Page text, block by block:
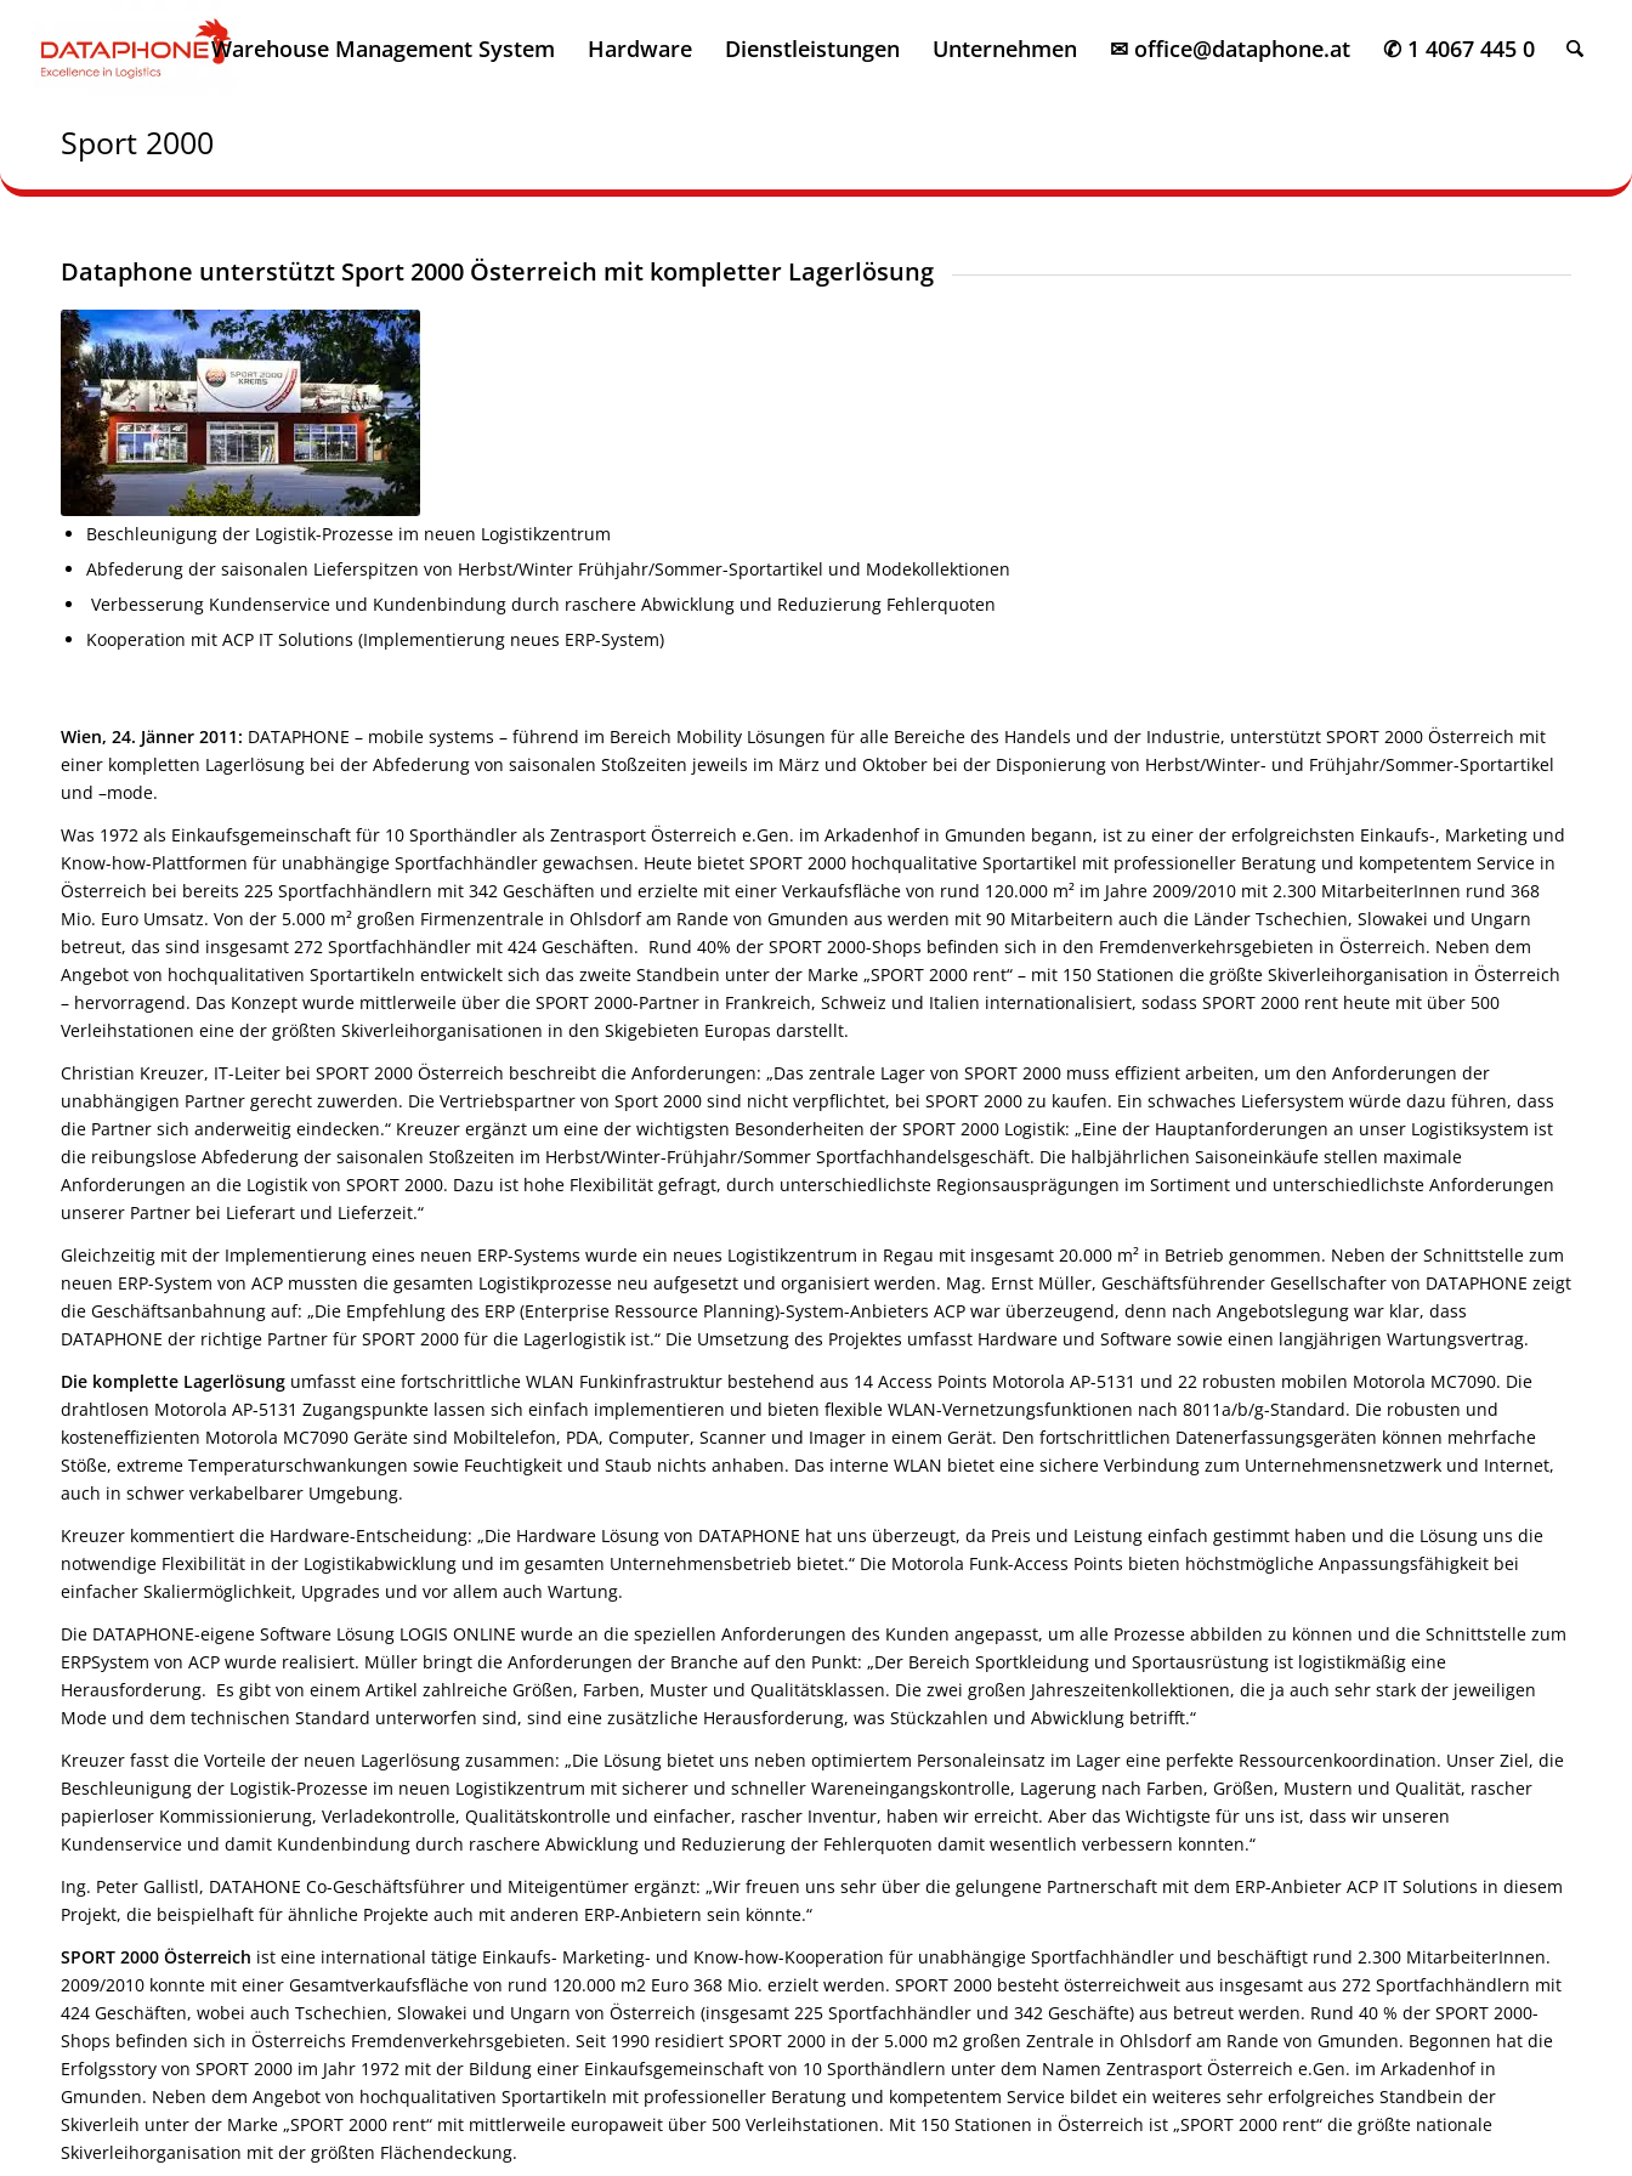
Warehouse Management System Hardware Dienstleistungen Unternehmen ✉ office@dataphone.at ✆ 1 4067 445 0
Sport 2000
Dataphone unterstützt Sport 2000 Österreich mit kompletter Lagerlösung
Beschleunigung der Logistik-Prozesse im neuen Logistikzentrum
Abfederung der saisonalen Lieferspitzen von Herbst/Winter Frühjahr/Sommer-Sportartikel und Modekollektionen
Verbesserung Kundenservice und Kundenbindung durch raschere Abwicklung und Reduzierung Fehlerquoten
Kooperation mit ACP IT Solutions (Implementierung neues ERP-System)
Wien, 24. Jänner 2011: DATAPHONE – mobile systems – führend im Bereich Mobility Lösungen für alle Bereiche des Handels und der Industrie, unterstützt SPORT 2000 Österreich mit
einer kompletten Lagerlösung bei der Abfederung von saisonalen Stoßzeiten jeweils im März und Oktober bei der Disponierung von Herbst/Winter- und Frühjahr/Sommer-Sportartikel
und –mode.
Was 1972 als Einkaufsgemeinschaft für 10 Sporthändler als Zentrasport Österreich e.Gen. im Arkadenhof in Gmunden begann, ist zu einer der erfolgreichsten Einkaufs-, Marketing und
Know-how-Plattformen für unabhängige Sportfachhändler gewachsen. Heute bietet SPORT 2000 hochqualitative Sportartikel mit professioneller Beratung und kompetentem Service in
Österreich bei bereits 225 Sportfachhändlern mit 342 Geschäften und erzielte mit einer Verkaufsfläche von rund 120.000 m² im Jahre 2009/2010 mit 2.300 MitarbeiterInnen rund 368
Mio. Euro Umsatz. Von der 5.000 m² großen Firmenzentrale in Ohlsdorf am Rande von Gmunden aus werden mit 90 Mitarbeitern auch die Länder Tschechien, Slowakei und Ungarn
betreut, das sind insgesamt 272 Sportfachhändler mit 424 Geschäften. Rund 40% der SPORT 2000-Shops befinden sich in den Fremdenverkehrsgebieten in Österreich. Neben dem
Angebot von hochqualitativen Sportartikeln entwickelt sich das zweite Standbein unter der Marke „SPORT 2000 rent“ – mit 150 Stationen die größte Skiverleihorganisation in Österreich
– hervorragend. Das Konzept wurde mittlerweile über die SPORT 2000-Partner in Frankreich, Schweiz und Italien internationalisiert, sodass SPORT 2000 rent heute mit über 500
Verleihstationen eine der größten Skiverleihorganisationen in den Skigebieten Europas darstellt.
Christian Kreuzer, IT-Leiter bei SPORT 2000 Österreich beschreibt die Anforderungen: „Das zentrale Lager von SPORT 2000 muss effizient arbeiten, um den Anforderungen der
unabhängigen Partner gerecht zuwerden. Die Vertriebspartner von Sport 2000 sind nicht verpflichtet, bei SPORT 2000 zu kaufen. Ein schwaches Liefersystem würde dazu führen, dass
die Partner sich anderweitig eindecken.“ Kreuzer ergänzt um eine der wichtigsten Besonderheiten der SPORT 2000 Logistik: „Eine der Hauptanforderungen an unser Logistiksystem ist
die reibungslose Abfederung der saisonalen Stoßzeiten im Herbst/Winter-Frühjahr/Sommer Sportfachhandelsgeschäft. Die halbjährlichen Saisoneinkäufe stellen maximale
Anforderungen an die Logistik von SPORT 2000. Dazu ist hohe Flexibilität gefragt, durch unterschiedlichste Regionsausprägungen im Sortiment und unterschiedlichste Anforderungen
unserer Partner bei Lieferart und Lieferzeit.“
Gleichzeitig mit der Implementierung eines neuen ERP-Systems wurde ein neues Logistikzentrum in Regau mit insgesamt 20.000 m² in Betrieb genommen. Neben der Schnittstelle zum
neuen ERP-System von ACP mussten die gesamten Logistikprozesse neu aufgesetzt und organisiert werden. Mag. Ernst Müller, Geschäftsführender Gesellschafter von DATAPHONE zeigt
die Geschäftsanbahnung auf: „Die Empfehlung des ERP (Enterprise Ressource Planning)-System-Anbieters ACP war überzeugend, denn nach Angebotslegung war klar, dass
DATAPHONE der richtige Partner für SPORT 2000 für die Lagerlogistik ist.“ Die Umsetzung des Projektes umfasst Hardware und Software sowie einen langjährigen Wartungsvertrag.
Die komplette Lagerlösung umfasst eine fortschrittliche WLAN Funkinfrastruktur bestehend aus 14 Access Points Motorola AP-5131 und 22 robusten mobilen Motorola MC7090. Die
drahtlosen Motorola AP-5131 Zugangspunkte lassen sich einfach implementieren und bieten flexible WLAN-Vernetzungsfunktionen nach 8011a/b/g-Standard. Die robusten und
kosteneffizienten Motorola MC7090 Geräte sind Mobiltelefon, PDA, Computer, Scanner und Imager in einem Gerät. Den fortschrittlichen Datenerfassungsgeräten können mehrfache
Stöße, extreme Temperaturschwankungen sowie Feuchtigkeit und Staub nichts anhaben. Das interne WLAN bietet eine sichere Verbindung zum Unternehmensnetzwerk und Internet,
auch in schwer verkabelbarer Umgebung.
Kreuzer kommentiert die Hardware-Entscheidung: „Die Hardware Lösung von DATAPHONE hat uns überzeugt, da Preis und Leistung einfach gestimmt haben und die Lösung uns die
notwendige Flexibilität in der Logistikabwicklung und im gesamten Unternehmensbetrieb bietet.“ Die Motorola Funk-Access Points bieten höchstmögliche Anpassungsfähigkeit bei
einfacher Skaliermöglichkeit, Upgrades und vor allem auch Wartung.
Die DATAPHONE-eigene Software Lösung LOGIS ONLINE wurde an die speziellen Anforderungen des Kunden angepasst, um alle Prozesse abbilden zu können und die Schnittstelle zum
ERPSystem von ACP wurde realisiert. Müller bringt die Anforderungen der Branche auf den Punkt: „Der Bereich Sportkleidung und Sportausrüstung ist logistikmäßig eine
Herausforderung. Es gibt von einem Artikel zahlreiche Größen, Farben, Muster und Qualitätsklassen. Die zwei großen Jahreszeitenkollektionen, die ja auch sehr stark der jeweiligen
Mode und dem technischen Standard unterworfen sind, sind eine zusätzliche Herausforderung, was Stückzahlen und Abwicklung betrifft.“
Kreuzer fasst die Vorteile der neuen Lagerlösung zusammen: „Die Lösung bietet uns neben optimiertem Personaleinsatz im Lager eine perfekte Ressourcenkoordination. Unser Ziel, die
Beschleunigung der Logistik-Prozesse im neuen Logistikzentrum mit sicherer und schneller Wareneingangskontrolle, Lagerung nach Farben, Größen, Mustern und Qualität, rascher
papierloser Kommissionierung, Verladekontrolle, Qualitätskontrolle und einfacher, rascher Inventur, haben wir erreicht. Aber das Wichtigste für uns ist, dass wir unseren
Kundenservice und damit Kundenbindung durch raschere Abwicklung und Reduzierung der Fehlerquoten damit wesentlich verbessern konnten.“
Ing. Peter Gallistl, DATAHONE Co-Geschäftsführer und Miteigentümer ergänzt: „Wir freuen uns sehr über die gelungene Partnerschaft mit dem ERP-Anbieter ACP IT Solutions in diesem
Projekt, die beispielhaft für ähnliche Projekte auch mit anderen ERP-Anbietern sein könnte.“
SPORT 2000 Österreich ist eine international tätige Einkaufs- Marketing- und Know-how-Kooperation für unabhängige Sportfachhändler und beschäftigt rund 2.300 MitarbeiterInnen.
2009/2010 konnte mit einer Gesamtverkaufsfläche von rund 120.000 m2 Euro 368 Mio. erzielt werden. SPORT 2000 besteht österreichweit aus insgesamt aus 272 Sportfachhändlern mit
424 Geschäften, wobei auch Tschechien, Slowakei und Ungarn von Österreich (insgesamt 225 Sportfachhändler und 342 Geschäfte) aus betreut werden. Rund 40 % der SPORT 2000-
Shops befinden sich in Österreichs Fremdenverkehrsgebieten. Seit 1990 residiert SPORT 2000 in der 5.000 m2 großen Zentrale in Ohlsdorf am Rande von Gmunden. Begonnen hat die
Erfolgsstory von SPORT 2000 im Jahr 1972 mit der Bildung einer Einkaufsgemeinschaft von 10 Sporthändlern unter dem Namen Zentrasport Österreich e.Gen. im Arkadenhof in
Gmunden. Neben dem Angebot von hochqualitativen Sportartikeln mit professioneller Beratung und kompetentem Service bildet ein weiteres sehr erfolgreiches Standbein der
Skiverleih unter der Marke „SPORT 2000 rent“ mit mittlerweile europaweit über 500 Verleihstationen. Mit 150 Stationen in Österreich ist „SPORT 2000 rent“ die größte nationale
Skiverleihorganisation mit der größten Flächendeckung.